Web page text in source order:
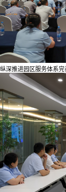
纵深推进园区服务体系